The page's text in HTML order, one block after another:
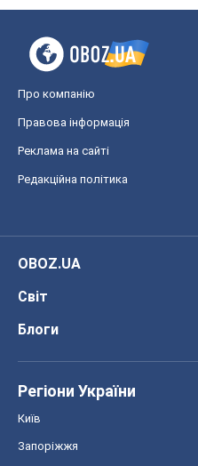
Про компанію
Правова інформація
Реклама на сайті
Редакційна політика
OBOZ.UA
Світ
Блоги
Регіони України
Київ
Запоріжжя